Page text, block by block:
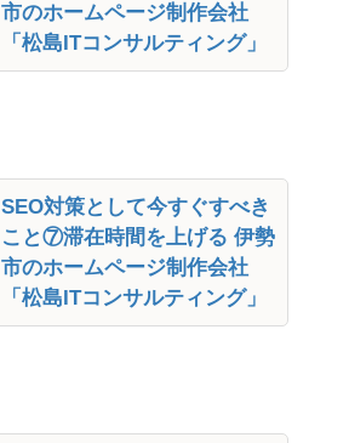
市のホームページ制作会社
「松島ITコンサルティング」
SEO対策として今すぐすべき
こと⑦滞在時間を上げる 伊勢
市のホームページ制作会社
「松島ITコンサルティング」